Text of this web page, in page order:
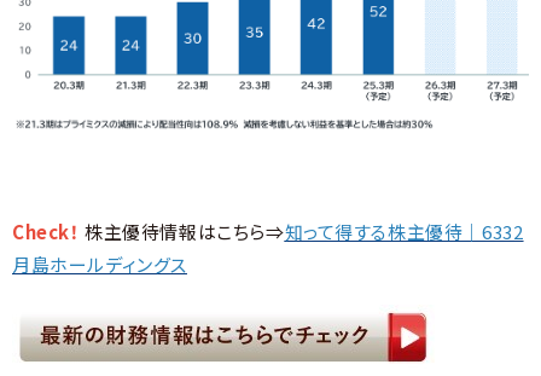
Check！株主優待情報はこちら⇒知って得する株主優待｜6332
月島ホールディングス